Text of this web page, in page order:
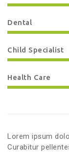
Dental
Child Specialist
Health Care
Lorem ipsum
Curabitur